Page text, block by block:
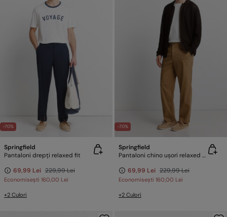
-70%
Springfield
Pantaloni drepți relaxed fit
69,99 Lei 229,99 Lei
Economisești 160,00 Lei
+2 Culori
-70%
Springfield
Pantaloni chino ușori relaxed fit
69,99 Lei 229,99 Lei
Economisești 160,00 Lei
+2 Culori